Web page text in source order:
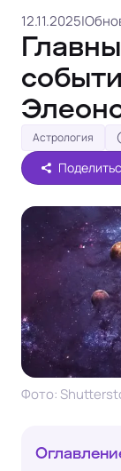
12.11.2025|
Астрология
Фото: